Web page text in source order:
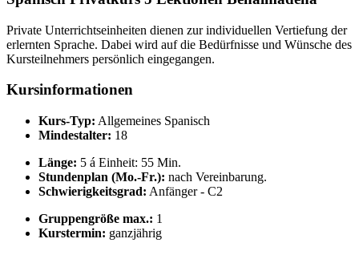
Private Unterrichtseinheiten dienen zur individuellen Vertiefung der
erlernten Sprache. Dabei wird auf die Bedürfnisse und Wünsche des
Kursteilnehmers persönlich eingegangen.
Kursinformationen
Kurs-Typ: Allgemeines Spanisch
Mindestalter: 18
Länge: 5 á Einheit: 55 Min.
Stundenplan (Mo.-Fr.): nach Vereinbarung.
Schwierigkeitsgrad: Anfänger - C2
Gruppengröße max.: 1
Kurstermin: ganzjährig